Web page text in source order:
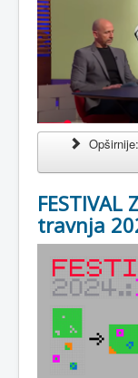
FESTIVAL
travnja